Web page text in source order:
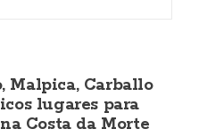
Malpica, Carballo
lugares para
Costa da Morte